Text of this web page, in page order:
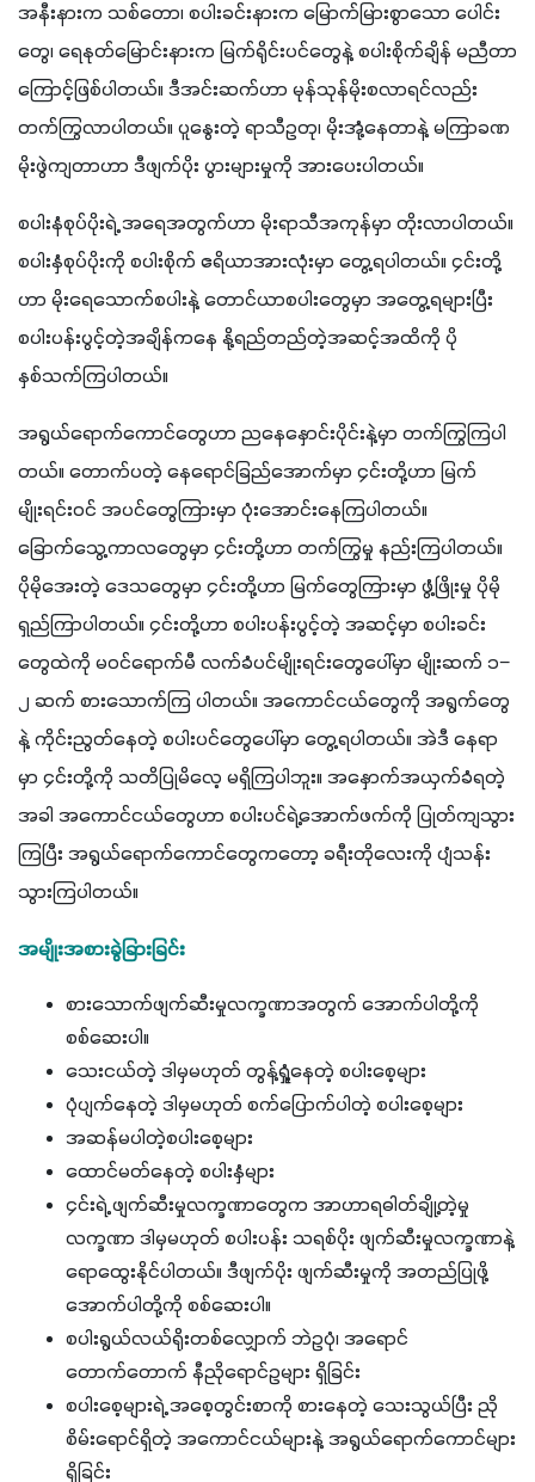
အနီးနားက သစ်တော၊ စပါးခင်းနားက မြောက်မြားစွာသော ပေါင်း
တွေ၊ ရေနုတ်မြောင်းနားက မြက်ရိုင်းပင်တွေနဲ့ စပါးစိုက်ချိန် မညီတာ
ကြောင့်ဖြစ်ပါတယ်။ ဒီအင်းဆက်ဟာ မုန်သုန်မိုးစလာရင်လည်း
တက်ကြွလာပါတယ်။ ပူနွေးတဲ့ ရာသီဥတု၊ မိုးအုံ့နေတာနဲ့ မကြာခဏ
မိုးဖွဲကျတာဟာ ဒီဖျက်ပိုး ပွားများမှုကို အားပေးပါတယ်။
စပါးနံစုပ်ပိုးရဲ့ အရေအတွက်ဟာ မိုးရာသီအကုန်မှာ တိုးလာပါတယ်။
စပါးနှံစုပ်ပိုးကို စပါးစိုက် ဧရိယာအားလုံးမှာ တွေ့ရပါတယ်။ ၄င်းတို့
ဟာ မိုးရေသောက်စပါးနဲ့ တောင်ယာစပါးတွေမှာ အတွေ့ရများပြီး
စပါးပန်းပွင့်တဲ့အချိန်ကနေ နို့ရည်တည်တဲ့အဆင့်အထိကို ပို
နှစ်သက်ကြပါတယ်။
အရွယ်ရောက်ကောင်တွေဟာ ညနေနှောင်းပိုင်းနဲ့မှာ တက်ကြွကြပါ
တယ်။ တောက်ပတဲ့ နေရောင်ခြည်အောက်မှာ ၄င်းတို့ဟာ မြက်
မျိုးရင်းဝင် အပင်တွေကြားမှာ ပုံးအောင်းနေကြပါတယ်။
ခြောက်သွေ့ကာလတွေမှာ ၄င်းတို့ဟာ တက်ကြွမှု နည်းကြပါတယ်။
ပိုမိုအေးတဲ့ ဒေသတွေမှာ ၄င်းတို့ဟာ မြက်တွေကြားမှာ ဖွံ့ဖြိုးမှု ပိုမို
ရှည်ကြာပါတယ်။ ၄င်းတို့ဟာ စပါးပန်းပွင့်တဲ့ အဆင့်မှာ စပါးခင်း
တွေထဲကို မဝင်ရောက်မီ လက်ခံပင်မျိုးရင်းတွေပေါ်မှာ မျိုးဆက် ၁−
၂ ဆက် စားသောက်ကြ ပါတယ်။ အကောင်ငယ်တွေကို အရွက်တွေ
နဲ့ ကိုင်းညွတ်နေတဲ့ စပါးပင်တွေပေါ်မှာ တွေ့ရပါတယ်။ အဲဒီ နေရာ
မှာ ၄င်းတို့ကို သတိပြုမိလေ့ မရှိကြပါဘူး။ အနှောက်အယှက်ခံရတဲ့
အခါ အကောင်ငယ်တွေဟာ စပါးပင်ရဲ့အောက်ဖက်ကို ပြုတ်ကျသွား
ကြပြီး အရွယ်ရောက်ကောင်တွေကတော့ ခရီးတိုလေးကို ပျံသန်း
သွားကြပါတယ်။
အမျိုးအစားခွဲခြားခြင်း
စားသောက်ဖျက်ဆီးမှုလက္ခဏာအတွက် အောက်ပါတို့ကို
စစ်ဆေးပါ။
သေးငယ်တဲ့ ဒါမှမဟုတ် တွန့်ရှုံ့နေတဲ့ စပါးစေ့များ
ပုံပျက်နေတဲ့ ဒါမှမဟုတ် စက်ပြောက်ပါတဲ့ စပါးစေ့များ
အဆန်မပါတဲ့စပါးစေ့များ
ထောင်မတ်နေတဲ့ စပါးနှံများ
၄င်းရဲ့ ဖျက်ဆီးမှုလက္ခဏာတွေက အာဟာရဓါတ်ချို့တဲ့မှု
လက္ခဏာ ဒါမှမဟုတ် စပါးပန်း သရစ်ပိုး ဖျက်ဆီးမှုလက္ခဏာနဲ့
ရောထွေးနိုင်ပါတယ်။ ဒီဖျက်ပိုး ဖျက်ဆီးမှုကို အတည်ပြုဖို့
အောက်ပါတို့ကို စစ်ဆေးပါ။
စပါးရွယ်လယ်ရိုးတစ်လျှောက် ဘဲဥပုံ၊ အရောင်
တောက်တောက် နီညိုရောင်ဥများ ရှိခြင်း
စပါးစေ့များရဲ့ အစေ့တွင်းစာကို စားနေတဲ့ သေးသွယ်ပြီး ညို
စိမ်းရောင်ရှိတဲ့ အကောင်ငယ်များနဲ့ အရွယ်ရောက်ကောင်များ
ရှိခြင်း